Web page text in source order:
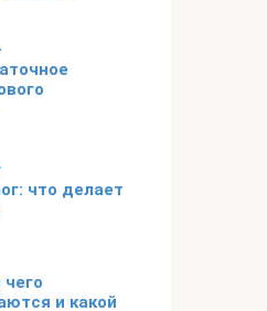
что делает
и какой